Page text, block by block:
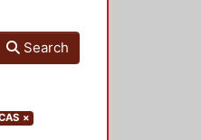
Search
×